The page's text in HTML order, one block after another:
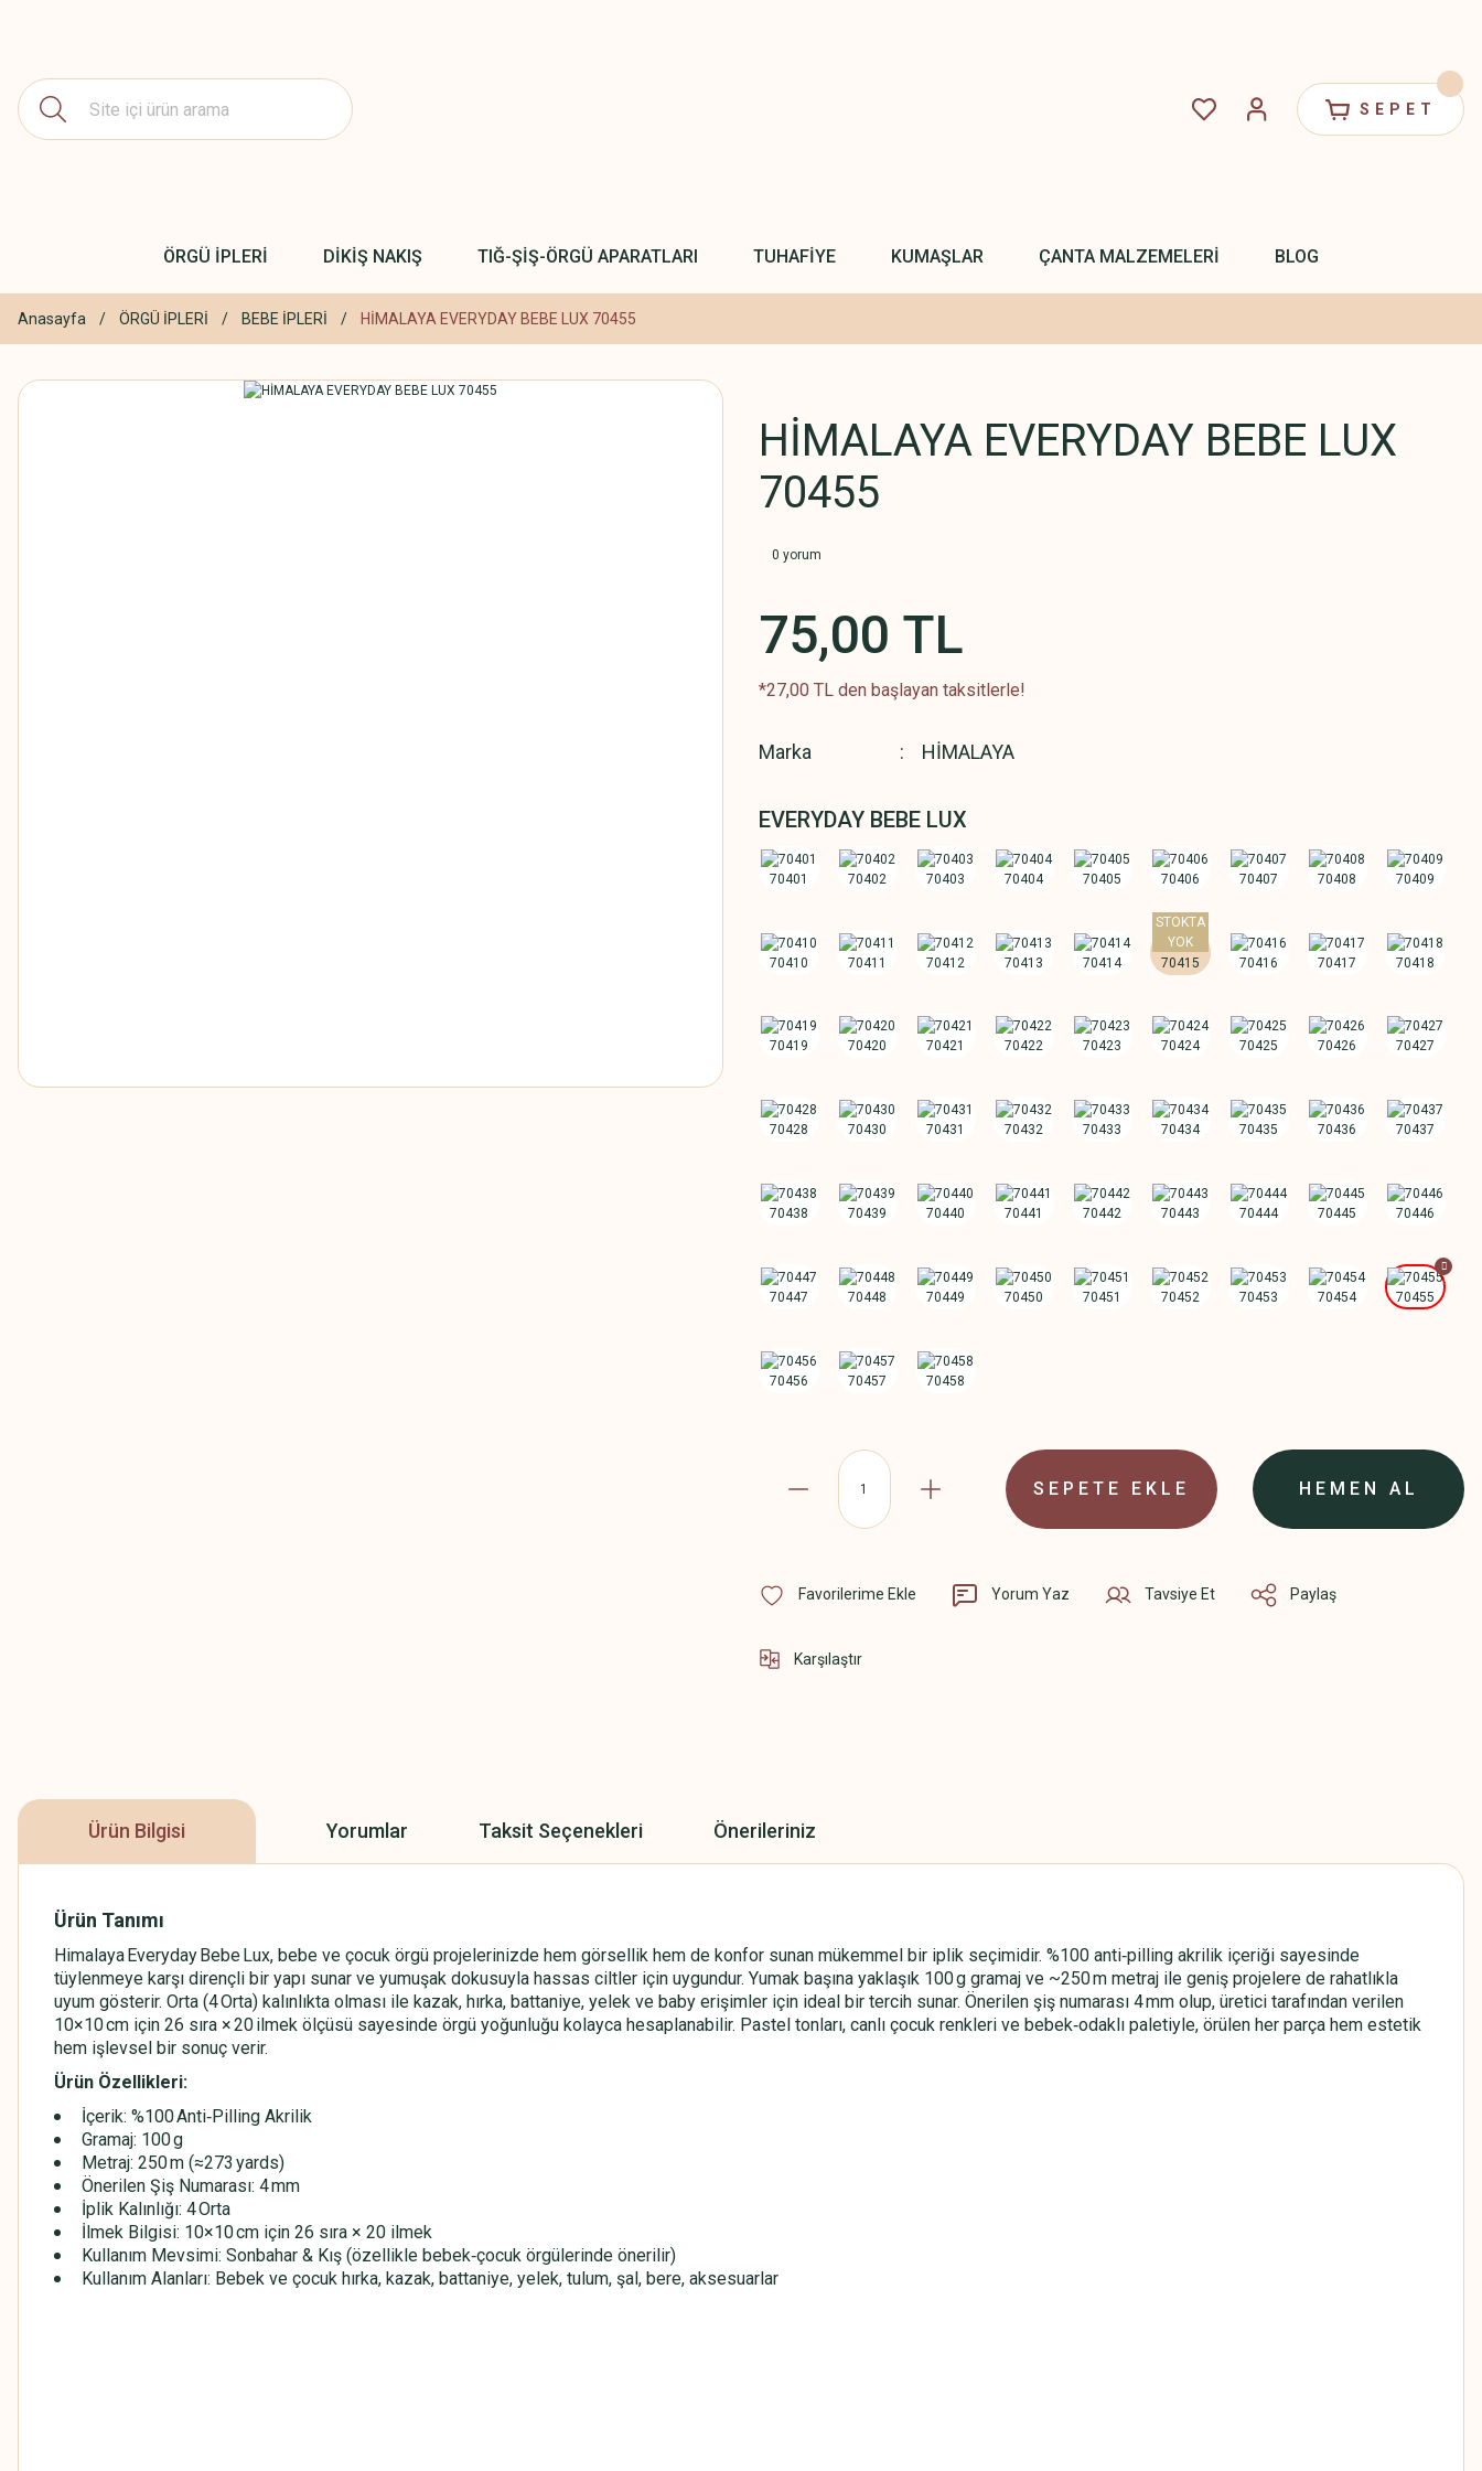
SEPET
ÖRGÜ İPLERİ DİKİŞ NAKIŞ TIĞ-ŞİŞ-ÖRGÜ APARATLARI TUHAFİYE KUMAŞLAR ÇANTA MALZEMELERİ BLOG
Anasayfa ÖRGÜ İPLERİ BEBE İPLERİ HİMALAYA EVERYDAY BEBE LUX 70455
HİMALAYA EVERYDAY BEBE LUX
70455
0 yorum
75,00 TL
*27,00 TL den başlayan taksitlerle!
Marka HİMALAYA
EVERYDAY BEBE LUX
SEPETE EKLE HEMEN AL
Yorum Yaz Tavsiye Et Paylaş
Karşılaştır
Ürün Bilgisi Yorumlar Taksit Seçenekleri Önerileriniz
Ürün Tanımı
Himalaya Everyday Bebe Lux, bebe ve çocuk örgü projelerinizde hem görsellik hem de konfor sunan mükemmel bir iplik seçimidir. %100 anti‑pilling akrilik içeriği sayesinde
tüylenmeye karşı dirençli bir yapı sunar ve yumuşak dokusuyla hassas ciltler için uygundur. Yumak başına yaklaşık 100 g gramaj ve ~250 m metraj ile geniş projelere de rahatlıkla
uyum gösterir. Orta (4 Orta) kalınlıkta olması ile kazak, hırka, battaniye, yelek ve baby erişimler için ideal bir tercih sunar. Önerilen şiş numarası 4 mm olup, üretici tarafından verilen
10×10 cm için 26 sıra × 20 ilmek ölçüsü sayesinde örgü yoğunluğu kolayca hesaplanabilir. Pastel tonları, canlı çocuk renkleri ve bebek‑odaklı paletiyle, örülen her parça hem estetik
hem işlevsel bir sonuç verir.
Ürün Özellikleri:
İçerik: %100 Anti‑Pilling Akrilik
Gramaj: 100 g
Metraj: 250 m (≈273 yards)
Önerilen Şiş Numarası: 4 mm
İplik Kalınlığı: 4 Orta
İlmek Bilgisi: 10×10 cm için 26 sıra × 20 ilmek
Kullanım Mevsimi: Sonbahar & Kış (özellikle bebek‑çocuk örgülerinde önerilir)
Kullanım Alanları: Bebek ve çocuk hırka, kazak, battaniye, yelek, tulum, şal, bere, aksesuarlar